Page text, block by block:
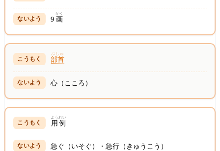
9 画
かく
部首
ぶしゅ
心（こころ）
用例
ようれい
急ぐ（いそぐ）・急行（きゅうこう）